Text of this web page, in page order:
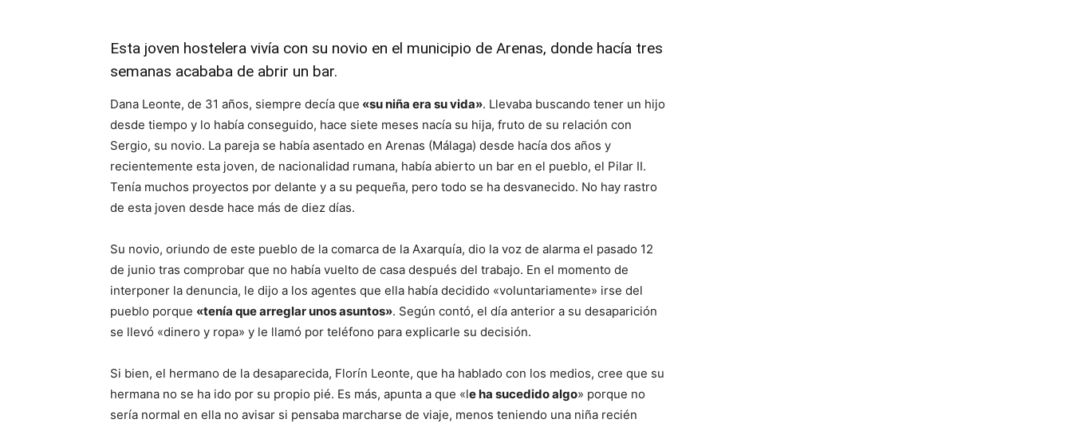
Esta joven hostelera vivía con su novio en el municipio de Arenas, donde hacía tres
semanas acababa de abrir un bar.
Dana Leonte, de 31 años, siempre decía que «su niña era su vida». Llevaba buscando tener un hijo
desde tiempo y lo había conseguido, hace siete meses nacía su hija, fruto de su relación con
Sergio, su novio. La pareja se había asentado en Arenas (Málaga) desde hacía dos años y
recientemente esta joven, de nacionalidad rumana, había abierto un bar en el pueblo, el Pilar II.
Tenía muchos proyectos por delante y a su pequeña, pero todo se ha desvanecido. No hay rastro
de esta joven desde hace más de diez días.
Su novio, oriundo de este pueblo de la comarca de la Axarquía, dio la voz de alarma el pasado 12
de junio tras comprobar que no había vuelto de casa después del trabajo. En el momento de
interponer la denuncia, le dijo a los agentes que ella había decidido «voluntariamente» irse del
pueblo porque «tenía que arreglar unos asuntos». Según contó, el día anterior a su desaparición
se llevó «dinero y ropa» y le llamó por teléfono para explicarle su decisión.
Si bien, el hermano de la desaparecida, Florín Leonte, que ha hablado con los medios, cree que su
hermana no se ha ido por su propio pié. Es más, apunta a que «le ha sucedido algo» porque no
sería normal en ella no avisar si pensaba marcharse de viaje, menos teniendo una niña recién